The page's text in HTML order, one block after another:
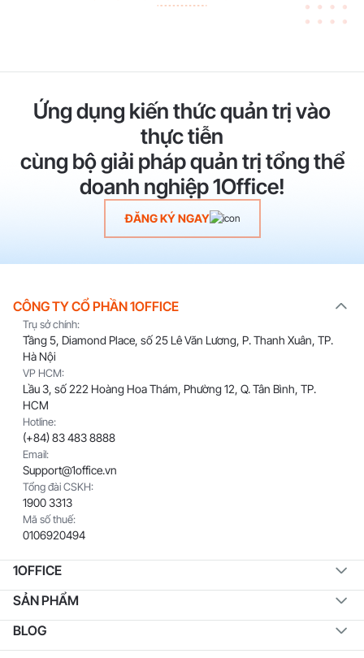
Ứng dụng kiến thức quản trị vào
thực tiễn
cùng bộ giải pháp quản trị tổng thể
doanh nghiệp 1Office!
ĐĂNG KÝ NGAY
CÔNG TY CỔ PHẦN 1OFFICE
Trụ sở chính:
Tầng 5, Diamond Place, số 25 Lê Văn Lương, P. Thanh Xuân, TP.
Hà Nội
VP HCM:
Lầu 3, số 222 Hoàng Hoa Thám, Phường 12, Q. Tân Bình, TP.
HCM
Hotline:
(+84) 83 483 8888
Email:
Support@1office.vn
Tổng đài CSKH:
1900 3313
Mã số thuế:
0106920494
1OFFICE
SẢN PHẨM
BLOG